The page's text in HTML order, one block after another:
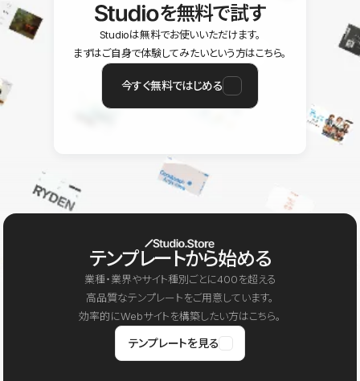
を無料で試す
Studioは無料でお使いいただけます。
まずはご自身で体験してみたいという方はこちら。
今すぐ無料ではじめる
テンプレートから始める
業種・業界やサイト種別ごとに400を超える
高品質なテンプレートをご用意しています。
効率的にWebサイトを構築したい方はこちら。
テンプレートを見る